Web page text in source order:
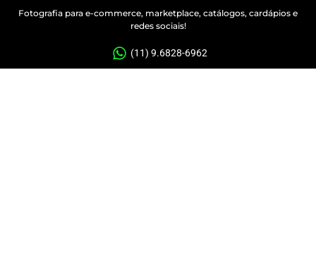
Fotografia para e-commerce, marketplace, catálogos, cardápios e
redes sociais!
(11) 9.6828-6962